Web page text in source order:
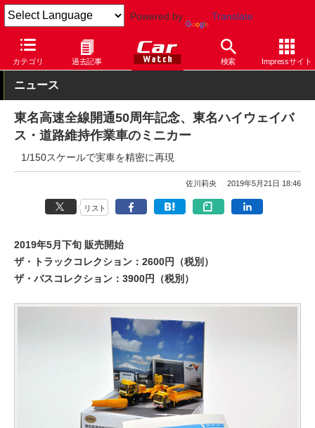
Powered by Translate
カテゴリ 過去記事 検索 Impressサイト
Car Watch 自動車
ニュース
東名高速全線開通50周年記念、東名ハイウェイバ
ス・道路維持作業車のミニカー
1/150スケールで実車を精密に再現
佐川莉央 2019年5月21日 18:46
リスト
2019年5月下旬 販売開始
ザ・トラックコレクション：2600円（税別）
ザ・バスコレクション：3900円（税別）